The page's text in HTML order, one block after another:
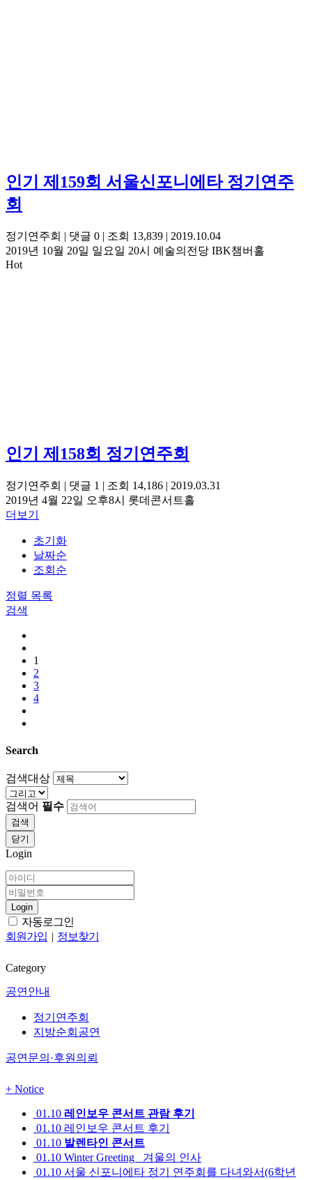
인기
제159회 서울신포니에타 정기연주
회
정기연주회 | 댓글 0 | 조회 13,839 | 2019.10.04
2019년 10월 20일 일요일 20시 예술의전당 IBK챔버홀
Hot
인기 제158회 정기연주회
정기연주회 | 댓글 1 | 조회 14,186 | 2019.03.31
2019년 4월 22일 오후8시 롯데콘서트홀
더보기
초기화
날짜순
조회순
정렬 목록
검색
1
2
3
4
Search
검색대상
검색어 필수
검색
닫기
Login
Login
자동로그인
회원가입 | 정보찾기
Category
공연안내
정기연주회
지방순회공연
공연문의·후원의뢰
+ Notice
01.10 레인보우 콘서트 관람 후기
01.10 레인보우 콘서트 후기
01.10 발렌타인 콘서트
01.10 Winter Greeting _겨울의 인사
01.10 서울 신포니에타 정기 연주회를 다녀와서(6학년